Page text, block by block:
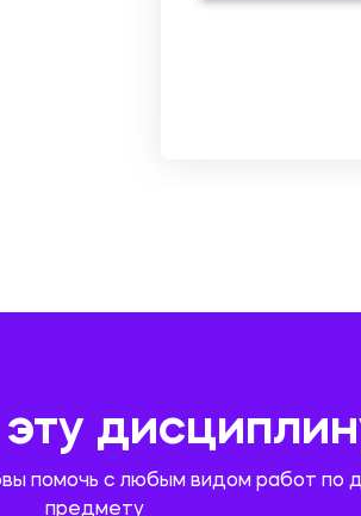
помочь с любым видом работ по
предмету